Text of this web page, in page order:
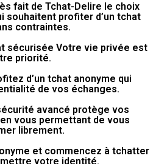
fait de Tchat-Delire le choix
souhaitent profiter d’un tchat
contraintes.
sécurisée Votre vie privée est
priorité.
d’un tchat anonyme qui
de vos échanges.
avancé protège vos
vous permettant de vous
librement.
et commencez à tchatter
votre identité.